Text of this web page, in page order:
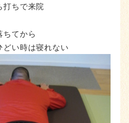
打ちで来院
ちてから
い時は寝れない